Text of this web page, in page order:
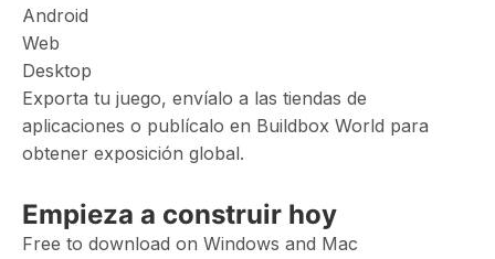
Android
Web
Desktop
Exporta tu juego, envíalo a las tiendas de
aplicaciones o publícalo en Buildbox World para
obtener exposición global.
Empieza a construir hoy
Free to download on Windows and Mac